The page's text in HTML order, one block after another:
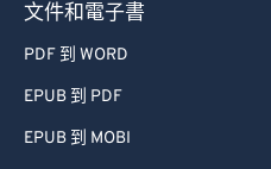
文件和電子書
PDF 到 WORD
EPUB 到 PDF
EPUB 到 MOBI